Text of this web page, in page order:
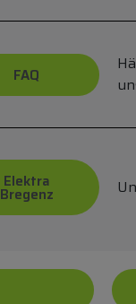
FAQ
Elektra
Bregenz